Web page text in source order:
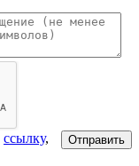
Отправить
ссылку,